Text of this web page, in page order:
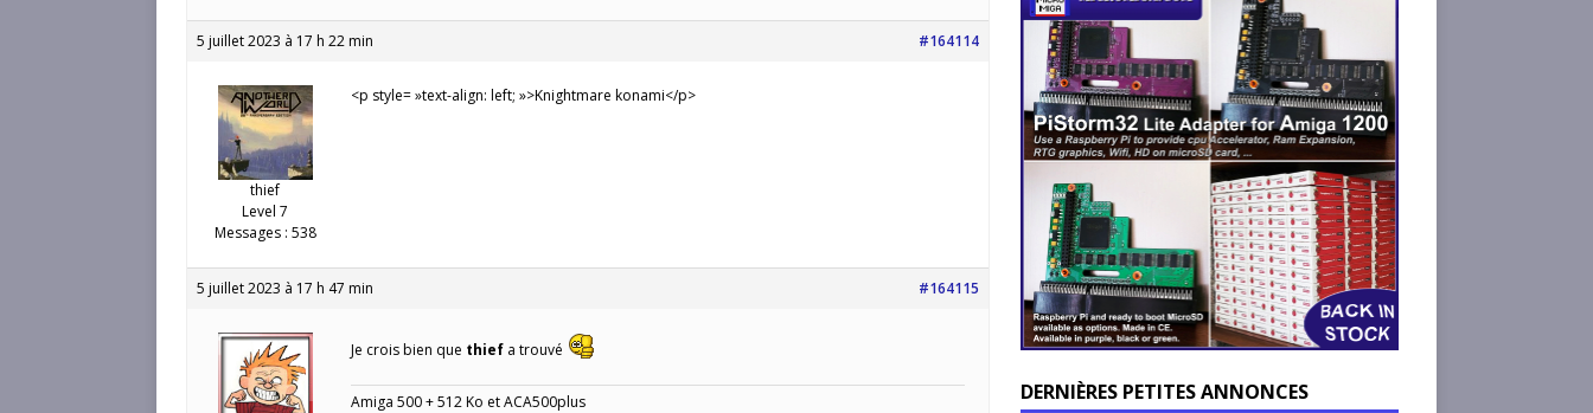
5 juillet 2023 à 17 h 22 min #164114
thief
Level 7
Messages : 538
<p style= »text-align: left; »>Knightmare konami</p>
5 juillet 2023 à 17 h 47 min #164115
Je crois bien que thief a trouvé
Amiga 500 + 512 Ko et ACA500plus DERNIÈRES PETITES ANNONCES